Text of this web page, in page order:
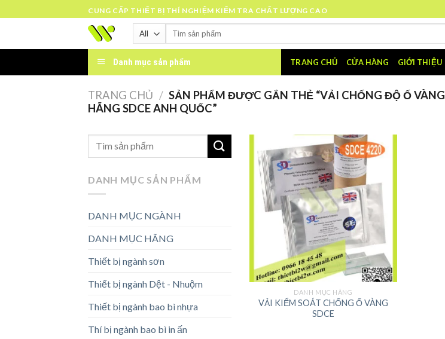
to
CUNG CẤP THIẾT BỊ THÍ NGHIỆM KIỂM TRA CHẤT LƯỢNG CAO
Tìm
Danh mục sản phẩm TRANG CHỦ CỬA HÀNG GIỚI THIỆU
TRANG CHỦ / SẢN PHẨM ĐƯỢC GẮN THẺ “VẢI CHỐNG ĐỘ Ố VÀNG
HÃNG SDCE ANH QUỐC”
DANH MỤC SẢN PHẨM
DANH MỤC NGÀNH
DANH MỤC HÃNG
Thiết bị ngành sơn
Thiết bị ngành Dệt - Nhuộm
Thiết bị ngành bao bì nhựa
Thí bị ngành bao bì in ấn
DANH MỤC HÃNG
VẢI KIỂM SOÁT CHỐNG Ố VÀNG
SDCE